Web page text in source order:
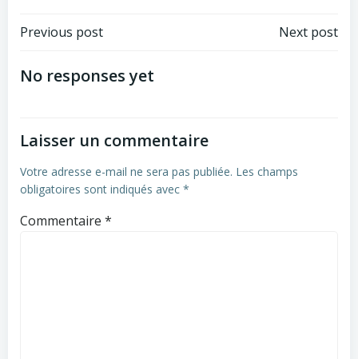
Post
navigation
Previous post Next post
No responses yet
Laisser un commentaire
Votre adresse e-mail ne sera pas publiée. Les champs
obligatoires sont indiqués avec *
Commentaire *